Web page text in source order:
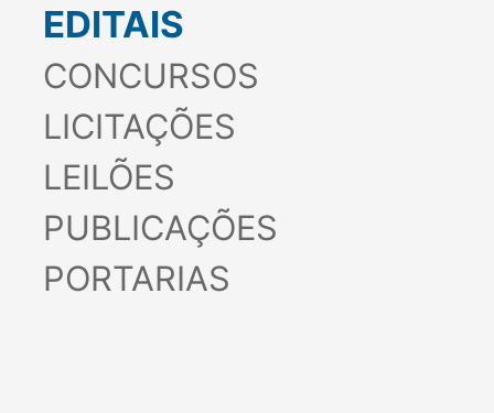
EDITAIS
CONCURSOS
LICITAÇÕES
LEILÕES
PUBLICAÇÕES
PORTARIAS